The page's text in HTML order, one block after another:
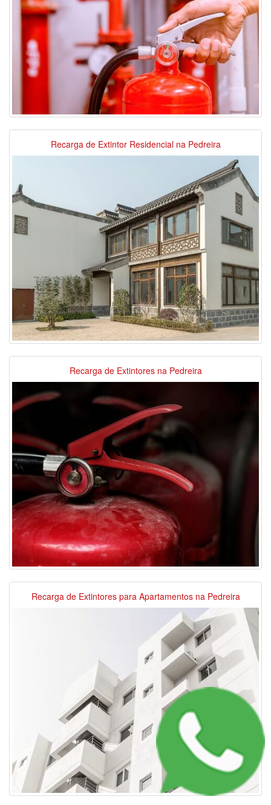
Recarga de Extintor Residencial na Pedreira
Recarga de Extintores na Pedreira
Recarga de Extintores para Apartamentos na Pedreira